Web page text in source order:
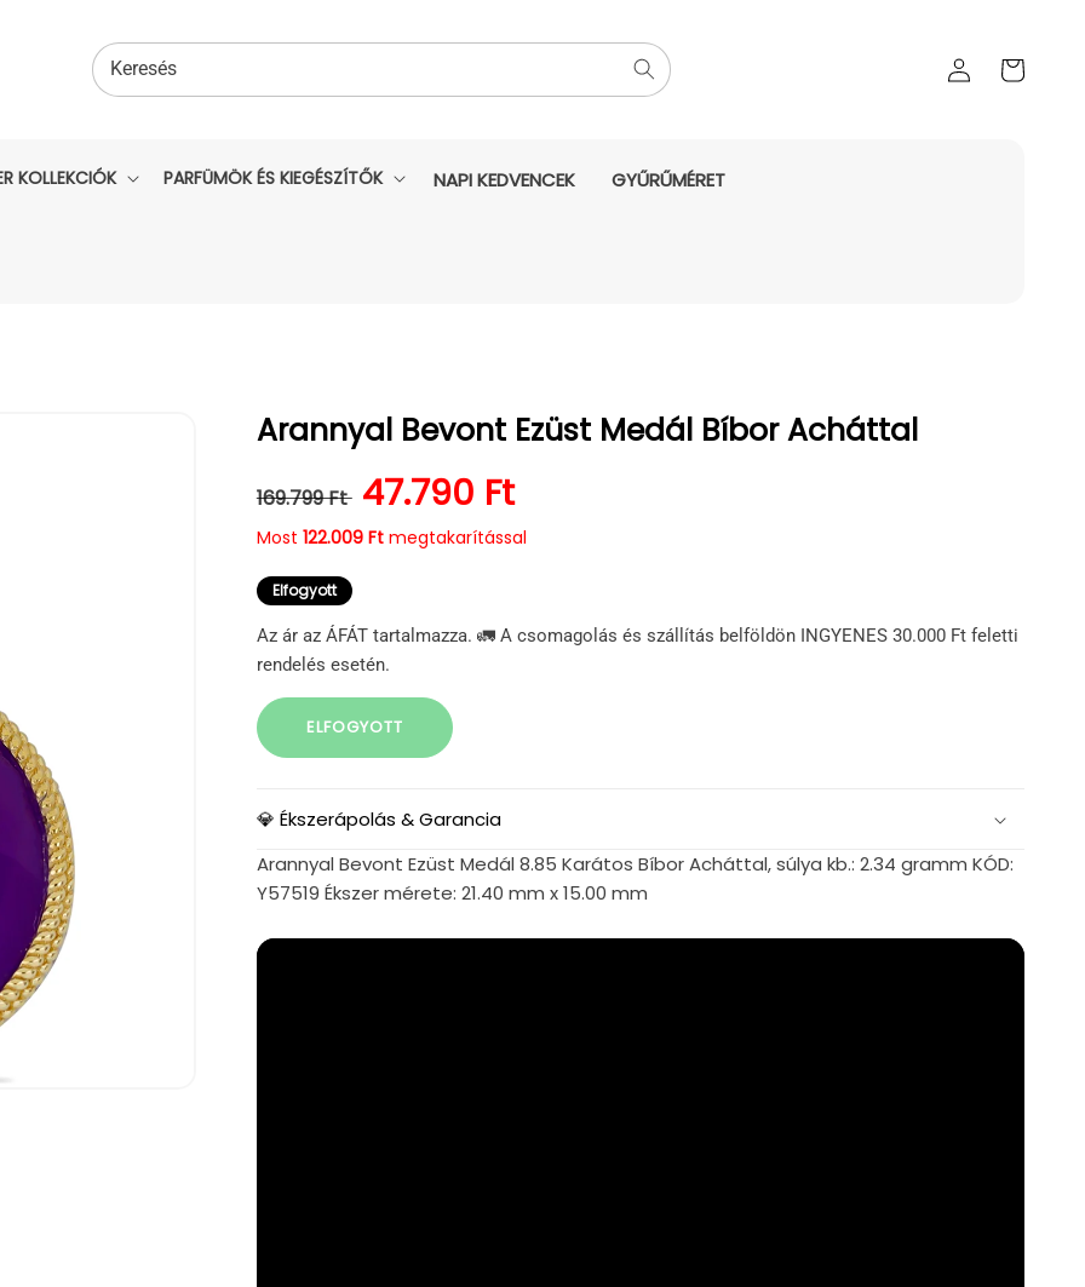
Bejelentkezés
kosara
Keresés
KOLLEKCIÓK PARFÜMÖK ÉS KIEGÉSZÍTŐK NAPI KEDVENCEK GYŰRŰMÉRET
Arannyal Bevont Ezüst Medál Bíbor Acháttal
Normál ár
169.799 FtKedvezményes ár
47.790 Ft
Most 122.009 Ftmegtakarítással
Elfogyott
Az ár az ÁFÁT tartalmazza. 🚛 A csomagolás és szállítás belföldön INGYENES 30.000 Ft feletti
rendelés esetén.
ELFOGYOTT
💎 Ékszerápolás & Garancia
Arannyal Bevont Ezüst Medál 8.85 Karátos Bíbor Acháttal, súlya kb.: 2.34 gramm KÓD:
Y57519 Ékszer mérete: 21.40 mm x 15.00 mm